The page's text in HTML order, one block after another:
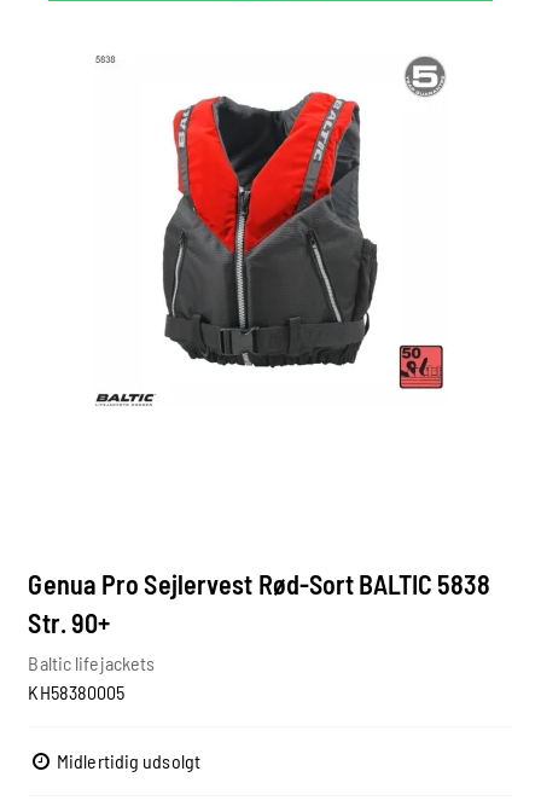
Genua Pro Sejlervest Rød-Sort BALTIC 5838
Str. 90+
Baltic lifejackets
KH58380005
Midlertidig udsolgt